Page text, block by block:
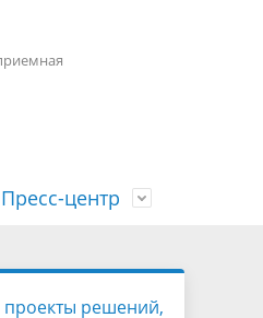
сессии
расходах, об
Пресс-центр
проекты решений,